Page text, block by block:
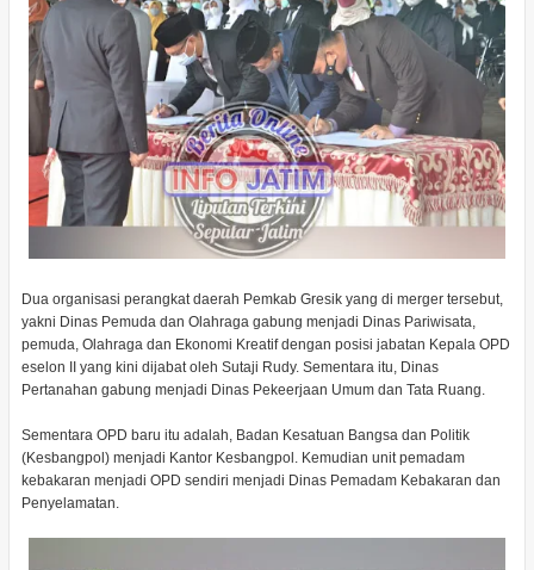
Dua organisasi perangkat daerah Pemkab Gresik yang di merger tersebut,
yakni Dinas Pemuda dan Olahraga gabung menjadi Dinas Pariwisata,
pemuda, Olahraga dan Ekonomi Kreatif dengan posisi jabatan Kepala OPD
eselon II yang kini dijabat oleh Sutaji Rudy. Sementara itu, Dinas
Pertanahan gabung menjadi Dinas Pekeerjaan Umum dan Tata Ruang.
Sementara OPD baru itu adalah, Badan Kesatuan Bangsa dan Politik
(Kesbangpol) menjadi Kantor Kesbangpol. Kemudian unit pemadam
kebakaran menjadi OPD sendiri menjadi Dinas Pemadam Kebakaran dan
Penyelamatan.